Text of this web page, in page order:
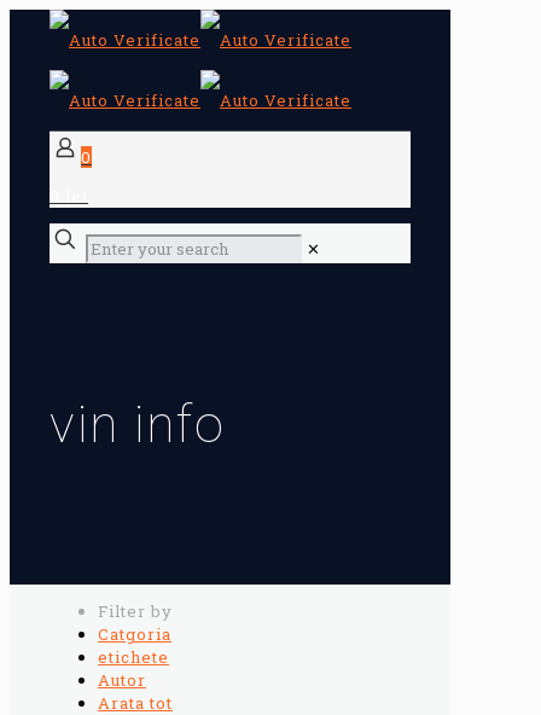
0
✕
vin info
Filter by
Catgoria
etichete
Autor
Arata tot